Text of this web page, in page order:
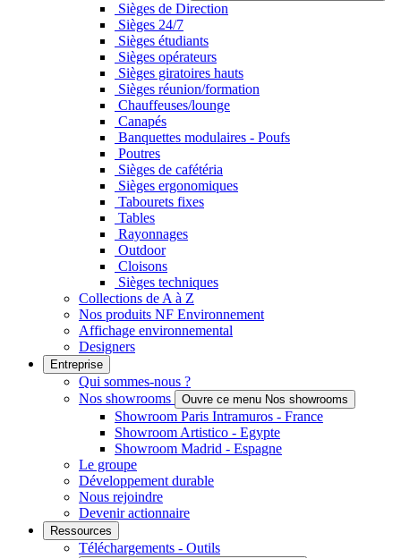
Sièges de Direction
Sièges 24/7
Sièges étudiants
Sièges opérateurs
Sièges giratoires hauts
Sièges réunion/formation
Chauffeuses/lounge
Canapés
Banquettes modulaires - Poufs
Poutres
Sièges de cafétéria
Sièges ergonomiques
Tabourets fixes
Tables
Rayonnages
Outdoor
Cloisons
Sièges techniques
Collections de A à Z
Nos produits NF Environnement
Affichage environnemental
Designers
Entreprise
Qui sommes-nous ?
Nos showrooms
Ouvre ce menu Nos showrooms
Showroom Paris Intramuros - France
Showroom Artistico - Egypte
Showroom Madrid - Espagne
Le groupe
Développement durable
Nous rejoindre
Devenir actionnaire
Ressources
Téléchargements - Outils